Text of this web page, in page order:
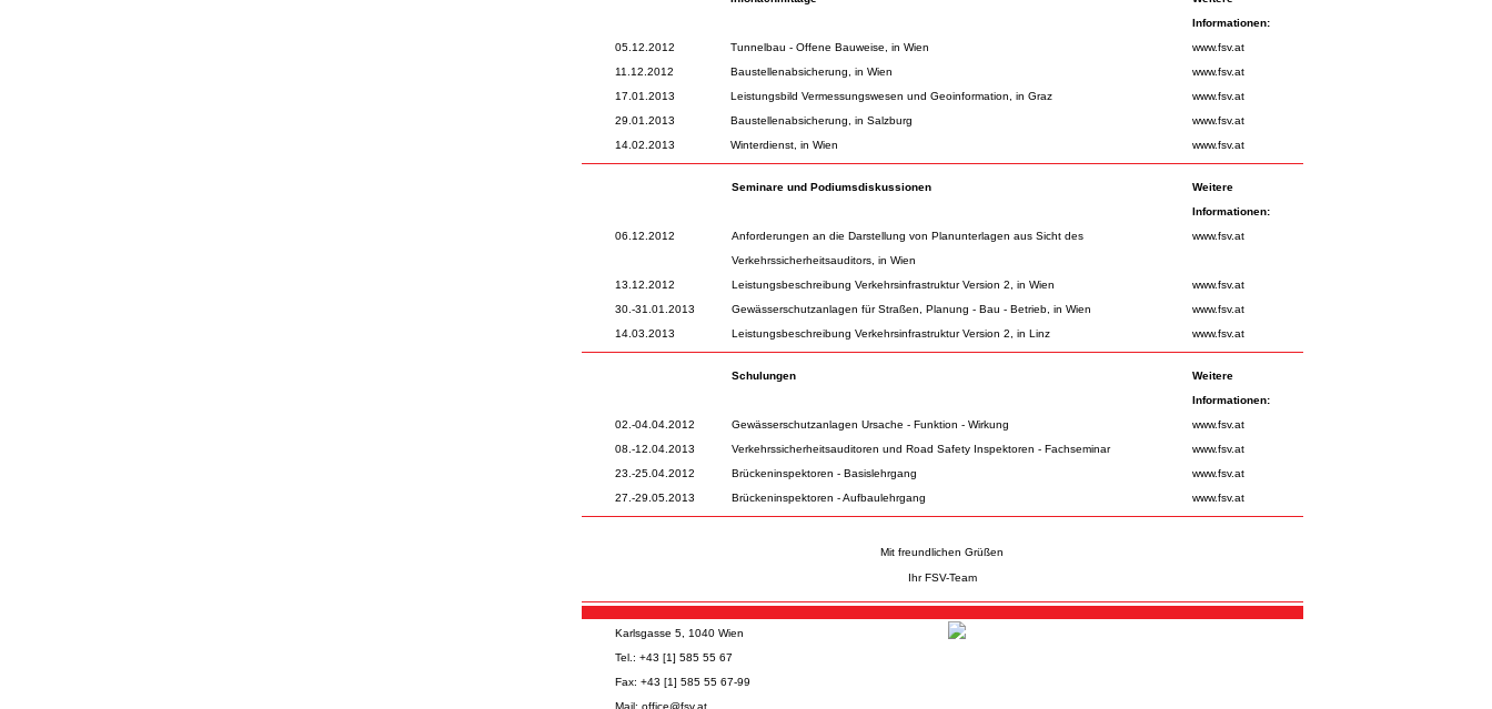
Informationen:
05.12.2012
Tunnelbau - Offene Bauweise, in Wien
www.fsv.at
11.12.2012
Baustellenabsicherung, in Wien
www.fsv.at
17.01.2013
Leistungsbild Vermessungswesen und Geoinformation, in Graz
www.fsv.at
29.01.2013
Baustellenabsicherung, in Salzburg
www.fsv.at
14.02.2013
Winterdienst, in Wien www.fsv.at
Seminare und Podiumsdiskussionen
Weitere
Informationen:
06.12.2012
Anforderungen an die Darstellung von Planunterlagen aus Sicht des
Verkehrssicherheitsauditors, in Wien
www.fsv.at
13.12.2012 Leistungsbeschreibung Verkehrsinfrastruktur Version 2, in Wien
www.fsv.at
30.-31.01.2013
Gewässerschutzanlagen für Straßen, Planung - Bau - Betrieb, in Wien
www.fsv.at
14.03.2013
Leistungsbeschreibung Verkehrsinfrastruktur Version 2, in Linz www.fsv.at
Schulungen
Weitere
Informationen:
02.-04.04.2012
Gewässerschutzanlagen Ursache - Funktion - Wirkung
www.fsv.at
08.-12.04.2013
Verkehrssicherheitsauditoren und Road Safety Inspektoren - Fachseminar
www.fsv.at
23.-25.04.2012
Brückeninspektoren - Basislehrgang
www.fsv.at
27.-29.05.2013
Brückeninspektoren - Aufbaulehrgang www.fsv.at
Mit freundlichen Grüßen
Ihr FSV-Team
Karlsgasse 5, 1040 Wien
Tel.: +43 [1] 585 55 67
Fax: +43 [1] 585 55 67-99
Mail: office@fsv.at